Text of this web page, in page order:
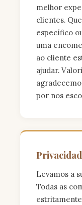
melhor
clientes.
específico
uma
ao cliente
ajudar.
por nos
Levamos a
Todas as